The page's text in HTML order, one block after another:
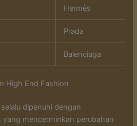
Hermès
Prada
Balenciaga
High End Fashion
dipenuhi dengan
mencerminkan perubahan